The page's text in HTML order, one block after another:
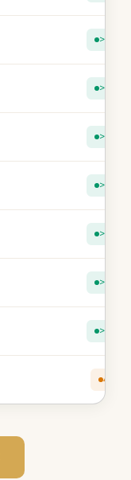
> 5
> 5
> 5
> 5
> 5
> 5
> 5
4